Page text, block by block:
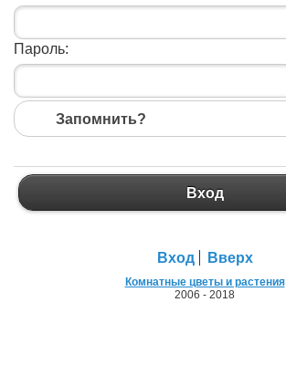
Пароль:
Запомнить?
Вход
Вход Вверх
Комнатные цветы и растения
2006 - 2018